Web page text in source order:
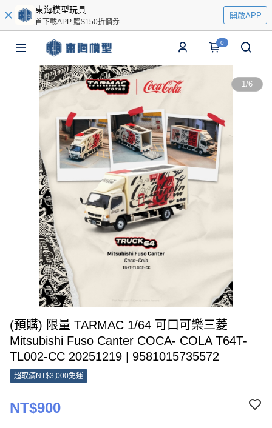
東海模型玩具
首下載APP 贈$150折價券
開啟APP
0
1/6
(預購) 限量 TARMAC 1/64 可口可樂三菱
Mitsubishi Fuso Canter COCA- COLA T64T-
TL002-CC 20251219 | 9581015735572
超取滿NT$3,000免運
NT$900